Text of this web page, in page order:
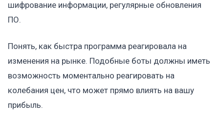
шифрование информации, регулярные обновления
ПО.
Понять, как быстра программа реагировала на
изменения на рынке. Подобные боты должны иметь
возможность моментально реагировать на
колебания цен, что может прямо влиять на вашу
прибыль.